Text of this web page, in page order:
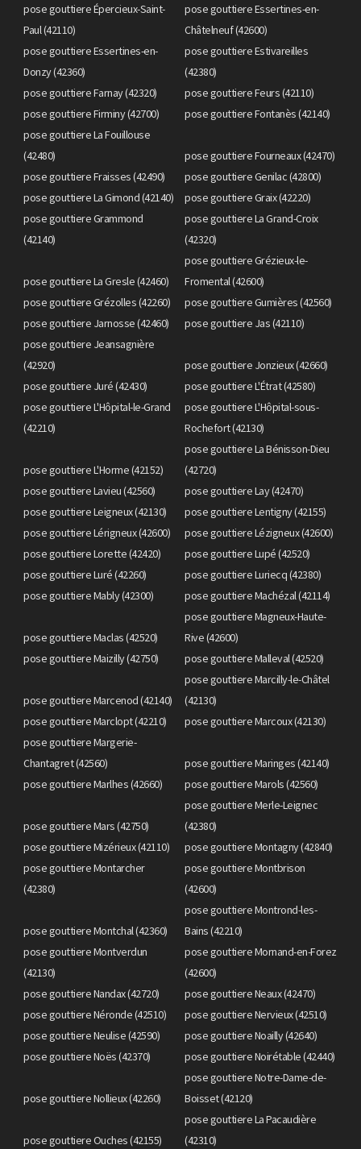
pose gouttiere Épercieux-Saint-
Paul (42110)
pose gouttiere Essertines-en-
Châtelneuf (42600)
pose gouttiere Essertines-en-
Donzy (42360)
pose gouttiere Estivareilles
(42380)
pose gouttiere Farnay (42320)
pose gouttiere Feurs (42110)
pose gouttiere Firminy (42700)
pose gouttiere Fontanès (42140)
pose gouttiere La Fouillouse
(42480)
pose gouttiere Fourneaux (42470)
pose gouttiere Fraisses (42490)
pose gouttiere Genilac (42800)
pose gouttiere La Gimond (42140)
pose gouttiere Graix (42220)
pose gouttiere Grammond
(42140)
pose gouttiere La Grand-Croix
(42320)
pose gouttiere La Gresle (42460)
pose gouttiere Grézieux-le-
Fromental (42600)
pose gouttiere Grézolles (42260)
pose gouttiere Gumières (42560)
pose gouttiere Jarnosse (42460)
pose gouttiere Jas (42110)
pose gouttiere Jeansagnière
(42920)
pose gouttiere Jonzieux (42660)
pose gouttiere Juré (42430)
pose gouttiere L'Étrat (42580)
pose gouttiere L'Hôpital-le-Grand
(42210)
pose gouttiere L'Hôpital-sous-
Rochefort (42130)
pose gouttiere L'Horme (42152)
pose gouttiere La Bénisson-Dieu
(42720)
pose gouttiere Lavieu (42560)
pose gouttiere Lay (42470)
pose gouttiere Leigneux (42130)
pose gouttiere Lentigny (42155)
pose gouttiere Lérigneux (42600)
pose gouttiere Lézigneux (42600)
pose gouttiere Lorette (42420)
pose gouttiere Lupé (42520)
pose gouttiere Luré (42260)
pose gouttiere Luriecq (42380)
pose gouttiere Mably (42300)
pose gouttiere Machézal (42114)
pose gouttiere Maclas (42520)
pose gouttiere Magneux-Haute-
Rive (42600)
pose gouttiere Maizilly (42750)
pose gouttiere Malleval (42520)
pose gouttiere Marcenod (42140)
pose gouttiere Marcilly-le-Châtel
(42130)
pose gouttiere Marclopt (42210)
pose gouttiere Marcoux (42130)
pose gouttiere Margerie-
Chantagret (42560)
pose gouttiere Maringes (42140)
pose gouttiere Marlhes (42660)
pose gouttiere Marols (42560)
pose gouttiere Mars (42750)
pose gouttiere Merle-Leignec
(42380)
pose gouttiere Mizérieux (42110)
pose gouttiere Montagny (42840)
pose gouttiere Montarcher
(42380)
pose gouttiere Montbrison
(42600)
pose gouttiere Montchal (42360)
pose gouttiere Montrond-les-
Bains (42210)
pose gouttiere Montverdun
(42130)
pose gouttiere Mornand-en-Forez
(42600)
pose gouttiere Nandax (42720)
pose gouttiere Neaux (42470)
pose gouttiere Néronde (42510)
pose gouttiere Nervieux (42510)
pose gouttiere Neulise (42590)
pose gouttiere Noailly (42640)
pose gouttiere Noës (42370)
pose gouttiere Noirétable (42440)
pose gouttiere Nollieux (42260)
pose gouttiere Notre-Dame-de-
Boisset (42120)
pose gouttiere Ouches (42155)
pose gouttiere La Pacaudière
(42310)